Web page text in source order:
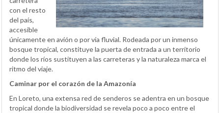
con el resto
del país,
accesible
únicamente en avión o por vía fluvial. Rodeada por un inmenso
bosque tropical, constituye la puerta de entrada a un territorio
donde los ríos sustituyen a las carreteras y la naturaleza marca el
ritmo del viaje.
Caminar por el corazón de la Amazonía
En Loreto, una extensa red de senderos se adentra en un bosque
tropical donde la biodiversidad se revela poco a poco entre el